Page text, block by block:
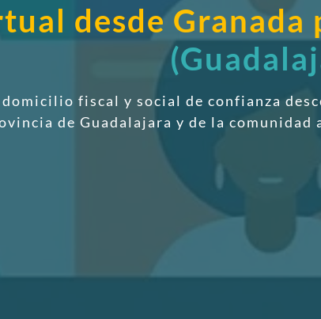
desde Granada
fiscal y social de confianza
de Guadalajara y de la comunidad